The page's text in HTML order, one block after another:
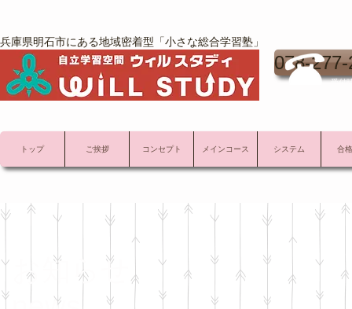
兵庫県明石市にある地域密着型「小さな総合学習塾」
078-
受付
トップ ご挨拶 コンセプト メインコース システム 合
お知らせ